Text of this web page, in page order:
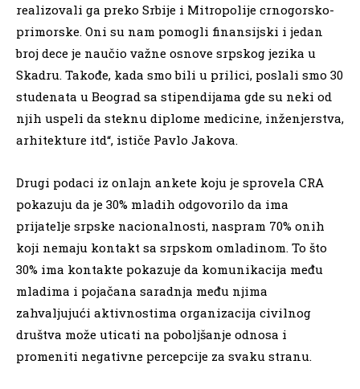
realizovali ga preko Srbije i Mitropolije crnogorsko-
primorske. Oni su nam pomogli finansijski i jedan
broj dece je naučio važne osnove srpskog jezika u
Skadru. Takođe, kada smo bili u prilici, poslali smo 30
studenata u Beograd sa stipendijama gde su neki od
njih uspeli da steknu diplome medicine, inženjerstva,
arhitekture itd“, ističe Pavlo Jakova.
Drugi podaci iz onlajn ankete koju je sprovela CRA
pokazuju da je 30% mladih odgovorilo da ima
prijatelje srpske nacionalnosti, naspram 70% onih
koji nemaju kontakt sa srpskom omladinom. To što
30% ima kontakte pokazuje da komunikacija među
mladima i pojačana saradnja među njima
zahvaljujući aktivnostima organizacija civilnog
društva može uticati na poboljšanje odnosa i
promeniti negativne percepcije za svaku stranu.